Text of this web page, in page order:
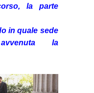
la parte
in quale sede
la